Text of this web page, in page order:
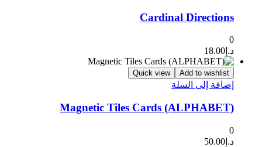
Cardinal Directions
0
د.إ 18.00
Add to wishlist
Quick view
إضافة إلى السلة
Magnetic Tiles Cards (ALPHABET)
0
د.إ 50.00